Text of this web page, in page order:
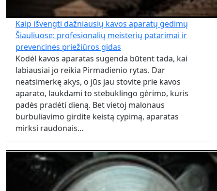
Kaip išvengti dažniausių kavos aparatų gedimų
Šiauliuose: profesionalių meisterių patarimai ir
prevencinės priežiūros gidas
Kodėl kavos aparatas sugenda būtent tada, kai
labiausiai jo reikia Pirmadienio rytas. Dar
neatsimerkę akys, o jūs jau stovite prie kavos
aparato, laukdami to stebuklingo gėrimo, kuris
padės pradėti dieną. Bet vietoj malonaus
burbuliavimo girdite keistą cypimą, aparatas
mirksi raudonais…